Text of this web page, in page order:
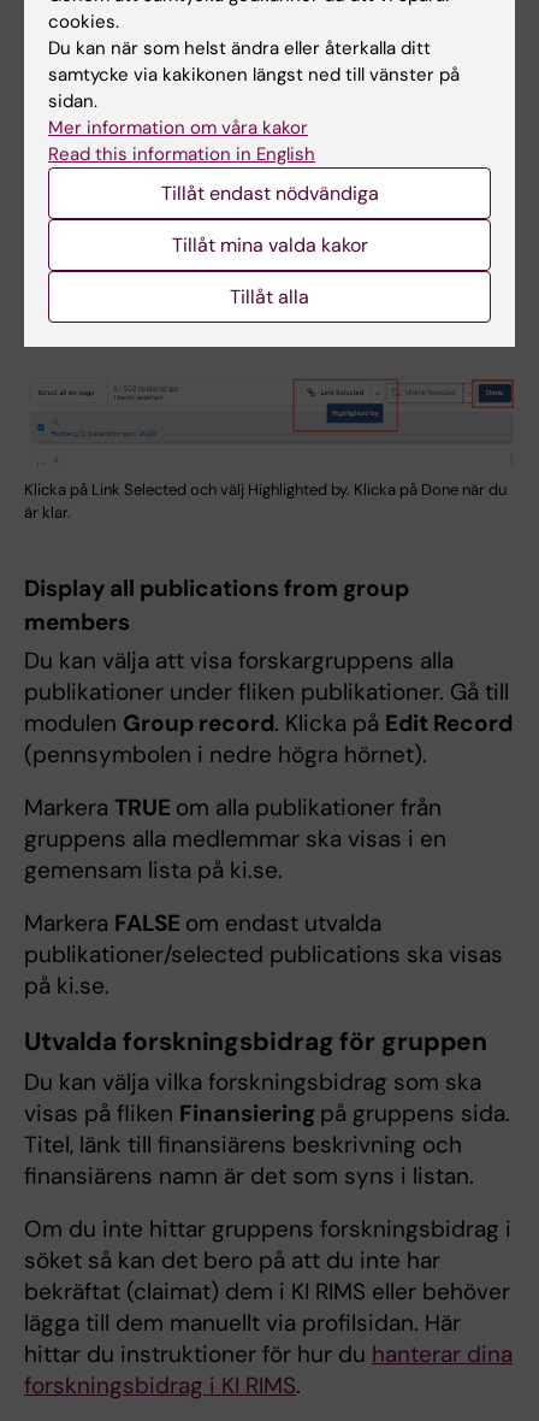
Highlighted by
att lägga till fler publikationer)
Avsluta genom att klicka på Donenär du
är klar.
Tips!Använd filtreringsfunktionen i
högerspalten för att minska urvalet. Du kan till
exempel välja att bara visa publikationer som
är kopplade till dig eller medlemmarna i
Klicka på Link Selected och välj Highlighted by. Klicka på Done när du
är klar.
Display all publications from group
members
Du kan välja att visa forskargruppens alla
publikationer under fliken publikationer. Gå till
modulen Group record. Klicka på Edit Record
(pennsymbolen i nedre högra hörnet).
Markera TRUE om alla publikationer från
gruppens alla medlemmar ska visas i en
gemensam lista på ki.se.
Markera FALSE om endast utvalda
publikationer/selected publications ska visas
på ki.se.
Utvalda forskningsbidrag för gruppen
Du kan välja vilka forskningsbidrag som ska
visas på fliken Finansiering på gruppens sida.
Titel, länk till finansiärens beskrivning och
finansiärens namn är det som syns i listan.
Om du inte hittar gruppens forskningsbidrag i
söket så kan det bero på att du inte har
bekräftat (claimat) dem i KI RIMS eller behöver
lägga till dem manuellt via profilsidan. Här
hittar du instruktioner för hur du hanterar dina
forskningsbidrag i KI RIMS.
cookies.
Du kan när som helst ändra eller återkalla ditt
samtycke via kakikonen längst ned till vänster på
sidan.
Mer information om våra kakor
Read this information in English
Tillåt endast nödvändiga
Tillåt mina valda kakor
Tillåt alla